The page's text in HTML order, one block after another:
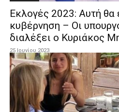
Εκλογές 2023: Αυτή θα
κυβέρνηση – Οι
διαλέξει ο Κυριάκος
25 Ιουνίου 2023